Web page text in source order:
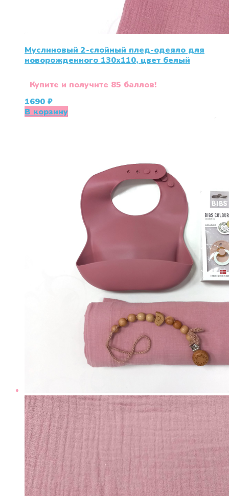
Муслиновый 2-слойный плед-одеяло для
новорожденного 130х110, цвет белый
Купите и получите 85 баллов!
1690 ₽
В корзину